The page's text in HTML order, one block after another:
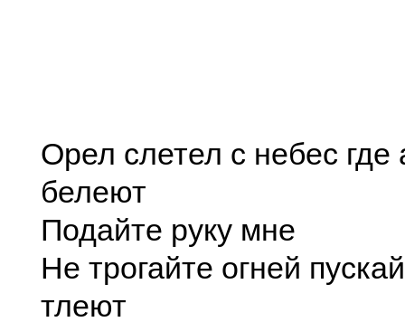
Орел слетел с небес где
белеют
Подайте руку мне
Не трогайте огней
тлеют